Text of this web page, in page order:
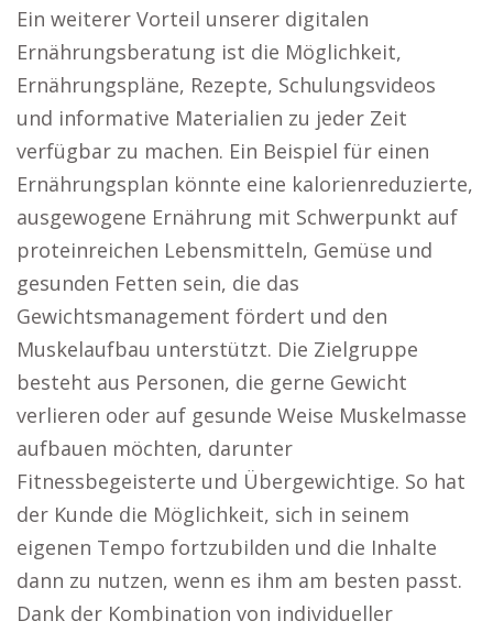
Ein weiterer Vorteil unserer digitalen
Ernährungsberatung ist die Möglichkeit,
Ernährungspläne, Rezepte, Schulungsvideos
und informative Materialien zu jeder Zeit
verfügbar zu machen. Ein Beispiel für einen
Ernährungsplan könnte eine kalorienreduzierte,
ausgewogene Ernährung mit Schwerpunkt auf
proteinreichen Lebensmitteln, Gemüse und
gesunden Fetten sein, die das
Gewichtsmanagement fördert und den
Muskelaufbau unterstützt. Die Zielgruppe
besteht aus Personen, die gerne Gewicht
verlieren oder auf gesunde Weise Muskelmasse
aufbauen möchten, darunter
Fitnessbegeisterte und Übergewichtige. So hat
der Kunde die Möglichkeit, sich in seinem
eigenen Tempo fortzubilden und die Inhalte
dann zu nutzen, wenn es ihm am besten passt.
Dank der Kombination von individueller